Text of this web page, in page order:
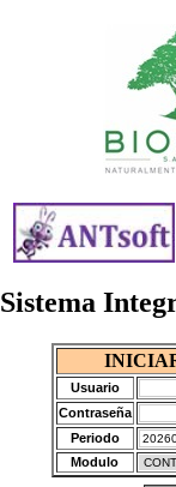
Sistema
Usuario
Contraseña
Periodo
Modulo